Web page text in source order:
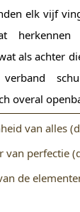
elk vijf
als achter
overal
van alles
van perfectie
de